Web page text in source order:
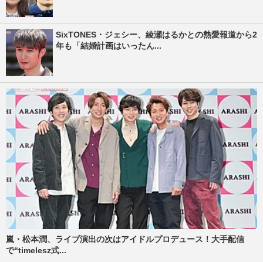
SixTONES・ジェシー、綾瀬はるかとの熱愛報道から2
年も「結婚計画はいったん...
嵐・松本潤、ライブ演出の次はアイドルプロデュース！大手配信
で“timelesz式...